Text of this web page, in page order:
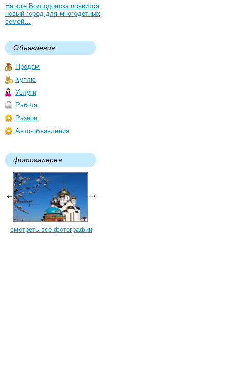
На юге Волгодонска появится
новый город для многодетных
семей…
Объявления
Продам
Куплю
Услуги
Работа
Разное
Авто-объявления
фотогалерея
смотреть все фотографии